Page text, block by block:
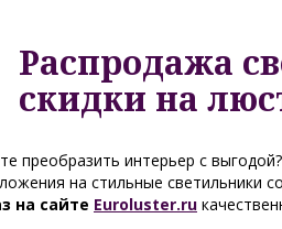
Распродажа
скидки на
преобразить интерьер с
на стильные светильники
на сайте Euroluster.ru